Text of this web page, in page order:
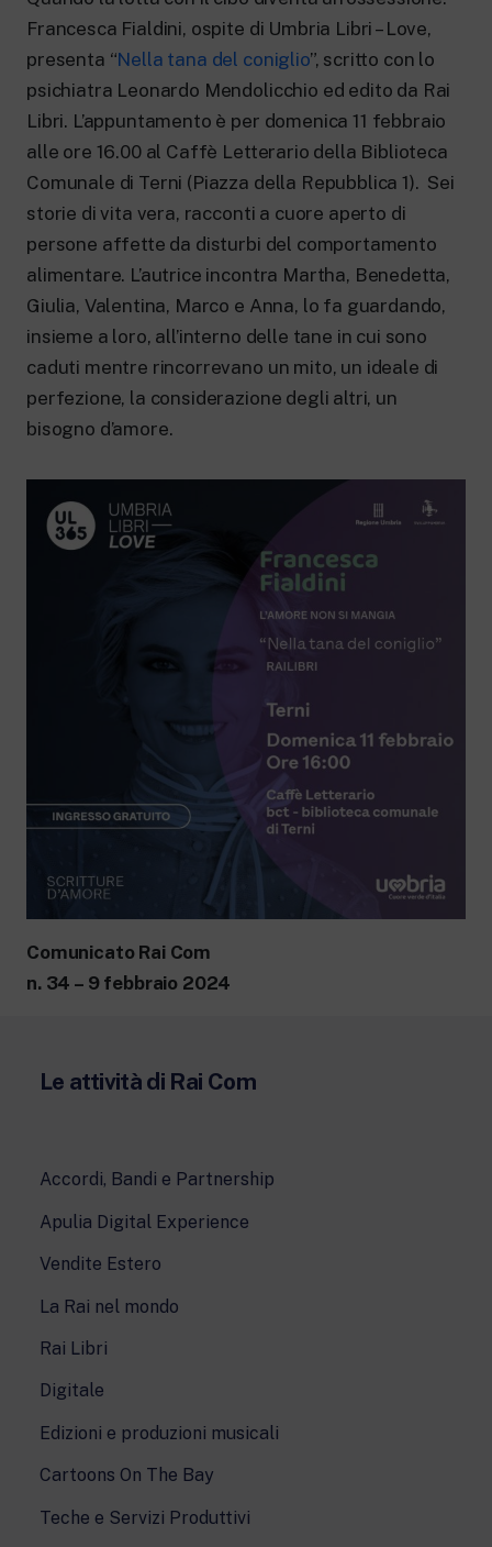
New 24 ore su 24: attualità, ultime notizie
e aggiornamenti.
Le redazioni regionali di RaiNews.
Rai TgR
Approfondimenti culturali su Arte,
Letteratura, Storia e molto altro.
Rai Cultura
Per le scuole secondarie di I e II grado,
l’Università, i Docenti e l’istruzione degli
Francesca Fialdini, ospite di Umbria Libri – Love,
presenta “Nella tana del coniglio”, scritto con lo
psichiatra Leonardo Mendolicchio ed edito da Rai
Libri. L’appuntamento è per domenica 11 febbraio
alle ore 16.00 al Caffè Letterario della Biblioteca
Comunale di Terni (Piazza della Repubblica 1). Sei
storie di vita vera, racconti a cuore aperto di
persone affette da disturbi del comportamento
alimentare. L’autrice incontra Martha, Benedetta,
Giulia, Valentina, Marco e Anna, lo fa guardando,
insieme a loro, all’interno delle tane in cui sono
caduti mentre rincorrevano un mito, un ideale di
perfezione, la considerazione degli altri, un
bisogno d’amore.
Comunicato Rai Com
n. 34 – 9 febbraio 2024
Le attività di Rai Com
Accordi, Bandi e Partnership
Apulia Digital Experience
Vendite Estero
La Rai nel mondo
Rai Libri
Digitale
Edizioni e produzioni musicali
Cartoons On The Bay
Teche e Servizi Produttivi